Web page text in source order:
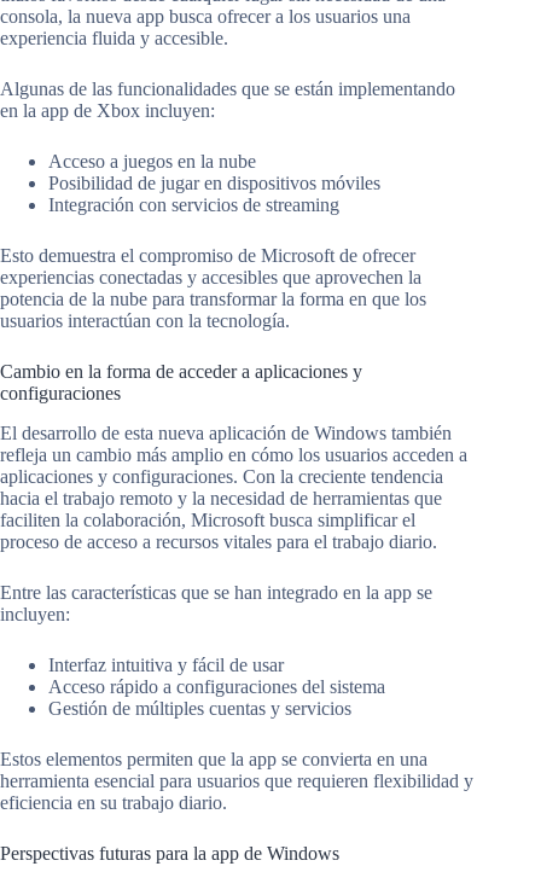
consola, la nueva app busca ofrecer a los usuarios una
experiencia fluida y accesible.
Algunas de las funcionalidades que se están implementando
en la app de Xbox incluyen:
Acceso a juegos en la nube
Posibilidad de jugar en dispositivos móviles
Integración con servicios de streaming
Esto demuestra el compromiso de Microsoft de ofrecer
experiencias conectadas y accesibles que aprovechen la
potencia de la nube para transformar la forma en que los
usuarios interactúan con la tecnología.
Cambio en la forma de acceder a aplicaciones y
configuraciones
El desarrollo de esta nueva aplicación de Windows también
refleja un cambio más amplio en cómo los usuarios acceden a
aplicaciones y configuraciones. Con la creciente tendencia
hacia el trabajo remoto y la necesidad de herramientas que
faciliten la colaboración, Microsoft busca simplificar el
proceso de acceso a recursos vitales para el trabajo diario.
Entre las características que se han integrado en la app se
incluyen:
Interfaz intuitiva y fácil de usar
Acceso rápido a configuraciones del sistema
Gestión de múltiples cuentas y servicios
Estos elementos permiten que la app se convierta en una
herramienta esencial para usuarios que requieren flexibilidad y
eficiencia en su trabajo diario.
Perspectivas futuras para la app de Windows